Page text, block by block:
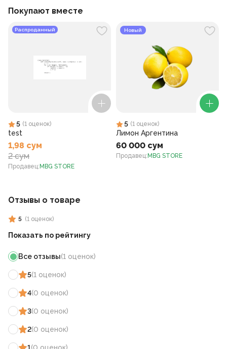
Покупают вместе
Распроданный
5 (1 оценок)
test
1,98 сум
2 сум
Продавец: MBG STORE
Новый
5 (1 оценок)
Лимон Аргентина
60 000 сум
Продавец: MBG STORE
Отзывы о товаре
5 (1 оценок)
Показать по рейтингу
Все отзывы(1 оценок)
5(1 оценок)
4(0 оценок)
3(0 оценок)
2(0 оценок)